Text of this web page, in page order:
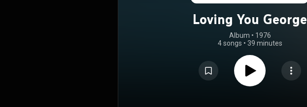
Loving You George
Album • 1976
4 songs • 39 minutes